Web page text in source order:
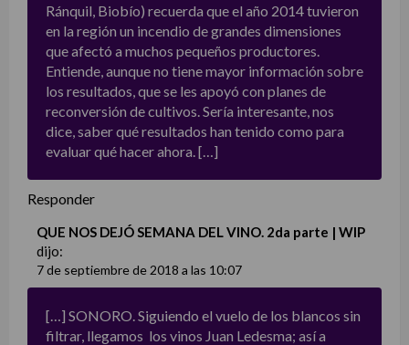
Ránquil, Biobío) recuerda que el año 2014 tuvieron
en la región un incendio de grandes dimensiones
que afectó a muchos pequeños productores.
Entiende, aunque no tiene mayor información sobre
los resultados, que se les apoyó con planes de
reconversión de cultivos. Sería interesante, nos
dice, saber qué resultados han tenido como para
evaluar qué hacer ahora. […]
Responder
QUE NOS DEJÓ SEMANA DEL VINO. 2da parte | WIP
dijo:
7 de septiembre de 2018 a las 10:07
[…] SONORO. Siguiendo el vuelo de los blancos sin
filtrar, llegamos los vinos Juan Ledesma; así a